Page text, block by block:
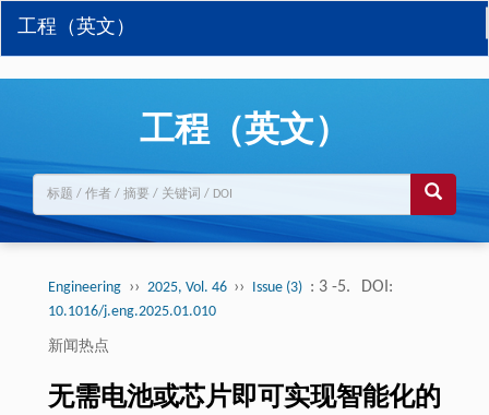
工程（英文）
工程（英文）
Engineering ›› 2025, Vol. 46 ›› Issue (3) : 3 -5. DOI:
10.1016/j.eng.2025.01.010
新闻热点
无需电池或芯片即可实现智能化的